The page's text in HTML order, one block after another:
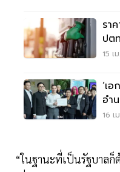
รา
ปต
15 เ
‘เ
อำ
กำ
16 เ
“ในฐานะที่เป็นรัฐบาลก็